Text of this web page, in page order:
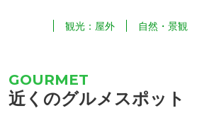
を設
ショ
重な高山植物の宝庫となってい
ゲ、サラサドウダン、サワラン
ガミ、キンコウカなど様々な高
観光：屋外 自然・景観
近くのグルメスポット